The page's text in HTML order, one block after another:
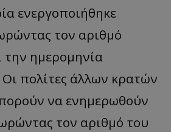
ενεργοποιήθηκε
τον αριθμό
την ημερομηνία
πολίτες άλλων κρατών
να ενημερωθούν
τον αριθμό του